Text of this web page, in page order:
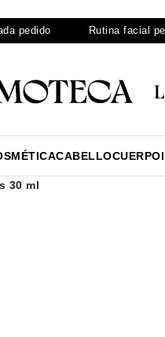
Rutina facial
CABELLOCUERPO
30 ml